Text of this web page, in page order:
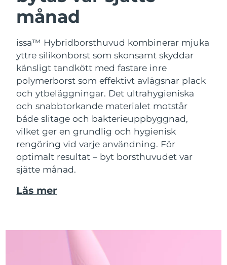
månad
issa™ Hybridborsthuvud kombinerar mjuka
yttre silikonborst som skonsamt skyddar
känsligt tandkött med fastare inre
polymerborst som effektivt avlägsnar plack
och ytbeläggningar. Det ultrahygieniska
och snabbtorkande materialet motstår
både slitage och bakterieuppbyggnad,
vilket ger en grundlig och hygienisk
rengöring vid varje användning. För
optimalt resultat – byt borsthuvudet var
sjätte månad.
Läs mer